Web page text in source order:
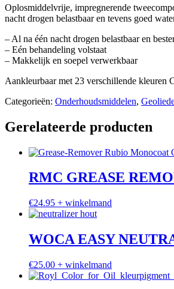
Oplosmiddelvrije, impregnerende
nacht drogen belastbaar en tevens goed
– Al na één nacht drogen belastbaar en
– Eén behandeling volstaat
– Makkelijk en soepel verwerkbaar
Aankleurbaar met 23 verschillende
Categorieën: Onderhoudsmiddelen,
Gerelateerde producten
RMC GREASE
€24.95 + winkelmand
WOCA EASY
€25.00 + winkelmand